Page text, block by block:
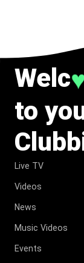
Welc
to
Live TV
Videos
News
Music Videos
Events